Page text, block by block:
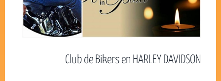
Club de Bikers en HARLEY DAVIDSON